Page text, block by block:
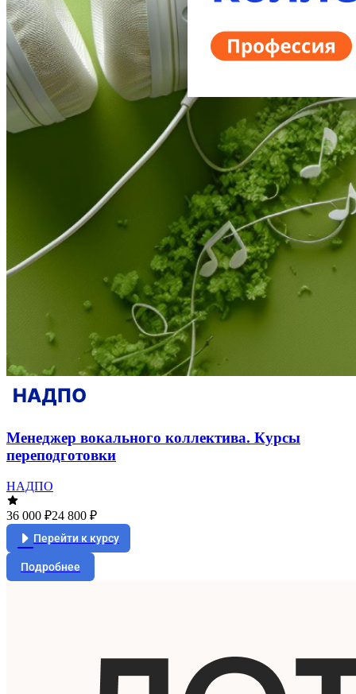
Менеджер вокального коллектива. Курсы
переподготовки
НАДПО
36 000 ₽24 800 ₽
Перейти к курсу
Подробнее